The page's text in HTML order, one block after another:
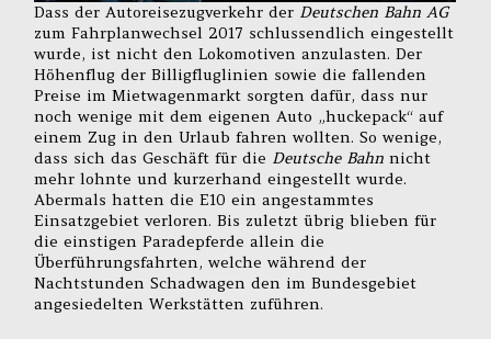
Dass der Autoreisezugverkehr der Deutschen Bahn AG
zum Fahrplanwechsel 2017 schlussendlich eingestellt
wurde, ist nicht den Lokomotiven anzulasten. Der
Höhenflug der Billigfluglinien sowie die fallenden
Preise im Mietwagenmarkt sorgten dafür, dass nur
noch wenige mit dem eigenen Auto „huckepack“ auf
einem Zug in den Urlaub fahren wollten. So wenige,
dass sich das Geschäft für die Deutsche Bahn nicht
mehr lohnte und kurzerhand eingestellt wurde.
Abermals hatten die E10 ein angestammtes
Einsatzgebiet verloren. Bis zuletzt übrig blieben für
die einstigen Paradepferde allein die
Überführungsfahrten, welche während der
Nachtstunden Schadwagen den im Bundesgebiet
angesiedelten Werkstätten zuführen.